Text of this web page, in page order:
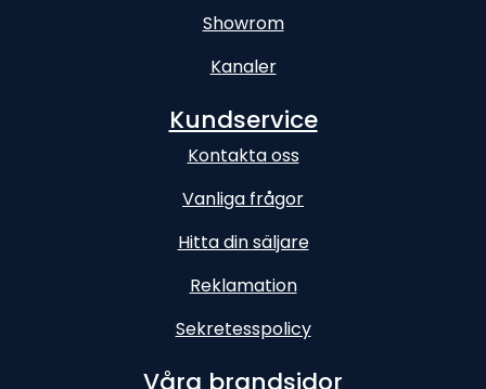
Showrom
Kanaler
Kundservice
Kontakta oss
Vanliga frågor
Hitta din säljare
Reklamation
Sekretesspolicy
Våra brandsidor